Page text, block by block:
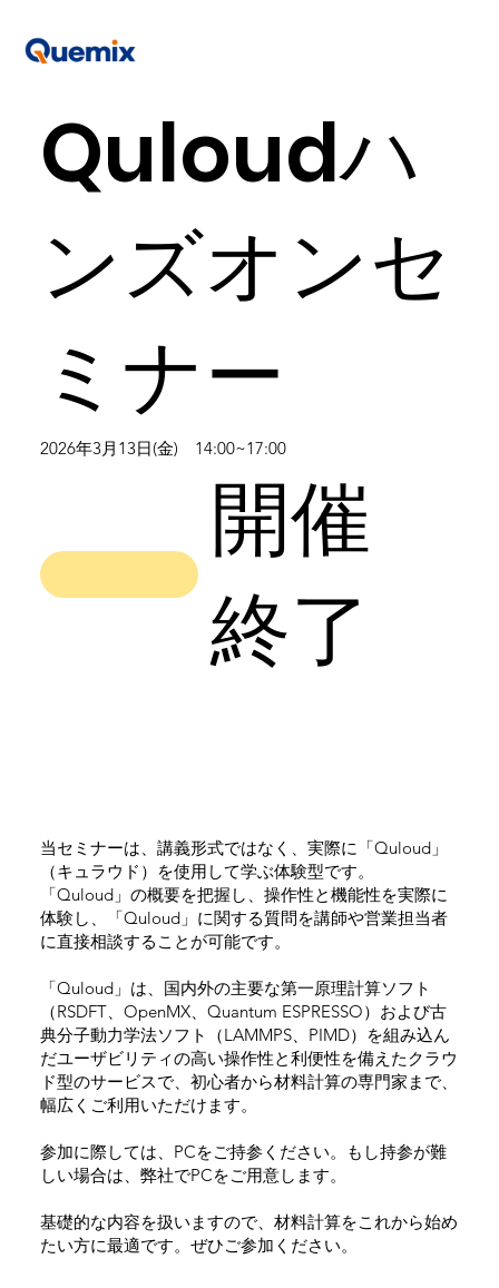
Quloudハ
ンズオンセ
ミナー
2026年3月13日(金) 14:00~17:00
開催
終了
当セミナーは、講義形式ではなく、実際に「Quloud」
（キュラウド）を使用して学ぶ体験型です。
「Quloud」の概要を把握し、操作性と機能性を実際に
体験し、「Quloud」に関する質問を講師や営業担当者
に直接相談することが可能です。
「Quloud」は、国内外の主要な第一原理計算ソフト
（RSDFT、OpenMX、Quantum ESPRESSO）および古
典分子動力学法ソフト（LAMMPS、PIMD）を組み込ん
だユーザビリティの高い操作性と利便性を備えたクラウ
ド型のサービスで、初心者から材料計算の専門家まで、
幅広くご利用いただけます。
参加に際しては、PCをご持参ください。もし持参が難
しい場合は、弊社でPCをご用意します。
基礎的な内容を扱いますので、材料計算をこれから始め
たい方に最適です。ぜひご参加ください。